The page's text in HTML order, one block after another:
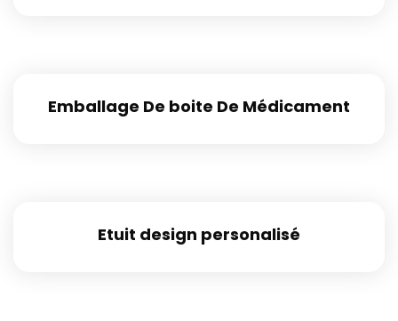
Emballage De boite De Médicament
Etuit design personalisé